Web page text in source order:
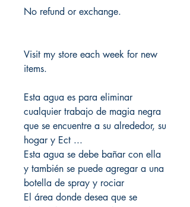
No refund or exchange.
Visit my store each week for new
items.
Esta agua es para eliminar
cualquier trabajo de magia negra
que se encuentre a su alrededor, su
hogar y Ect ...
Esta agua se debe bañar con ella
y también se puede agregar a una
botella de spray y rociar
El área donde desea que se